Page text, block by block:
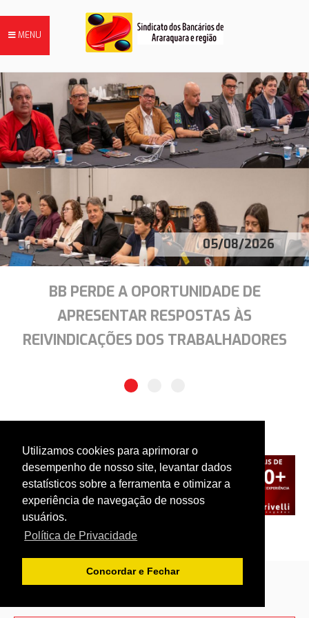
Utilizamos cookies para aprimorar o
desempenho de nosso site, levantar dados
estatísticos sobre a ferramenta e otimizar a
experiência de navegação de nossos
usuários.
Política de Privacidade
Concordar e Fechar
FILIE-SE
NOTÍCIAS
DIRETORIA
HISTÓRIA
ACORDOS COLETIVOS
BAIXE O ESTATUTO
2026-
bancariosararaquara.org.br
Desenvolvido por:
MENU
05/08/2026
BB PERDE A OPORTUNIDADE DE
APRESENTAR RESPOSTAS ÀS
REIVINDICAÇÕES DOS TRABALHADORES
ÚLTIMAS NOTÍCIAS